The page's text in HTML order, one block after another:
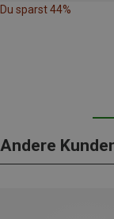
Du sparst 44%
Andere